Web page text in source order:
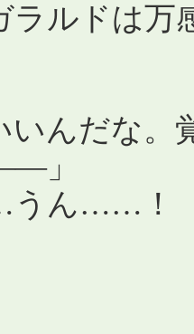
ラルドは万
んだな。
」
うん……！